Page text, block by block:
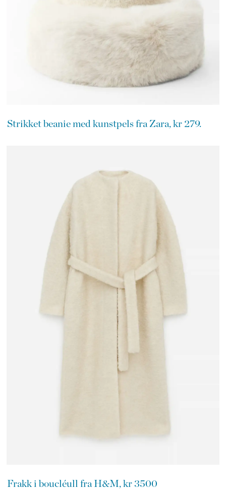
Strikket beanie med kunstpels fra Zara, kr 279.
Frakk i boucléull fra H&M, kr 3500